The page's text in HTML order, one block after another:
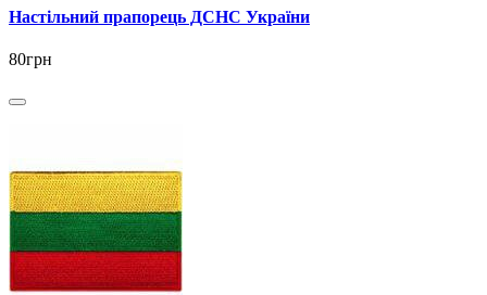
Настільний прапорець ДСНС України
80грн